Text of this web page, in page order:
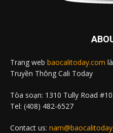
Trang web baocalitoday.com
Truyền Thông Cali Today
Tòa soạn: 1310 Tully Road
Tel: (408) 482-6527
Contact us: